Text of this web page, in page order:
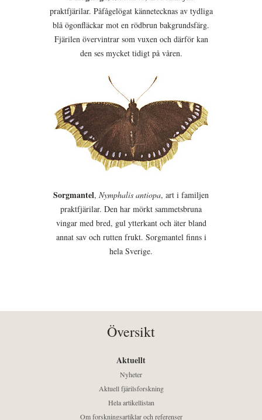
praktfjärilar. Påfågelögat kännetecknas av tydliga
blå ögonfläckar mot en rödbrun bakgrundsfärg.
Fjärilen övervintrar som vuxen och därför kan
den ses mycket tidigt på våren.
Sorgmantel, Nymphalis antiopa, art i familjen
praktfjärilar. Den har mörkt sammetsbruna
vingar med bred, gul ytterkant och äter bland
annat sav och rutten frukt. Sorgmantel finns i
hela Sverige.
Översikt
Aktuellt
Nyheter
Aktuell fjärilsforskning
Hela artikellistan
Om forskningsartiklar och referenser